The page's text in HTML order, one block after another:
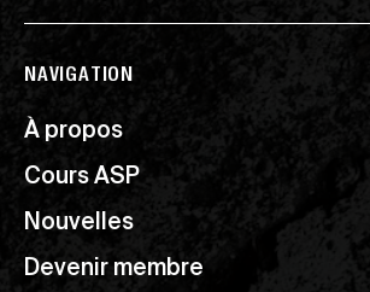
NAVIGATION
À propos
Cours ASP
Nouvelles
Devenir membre